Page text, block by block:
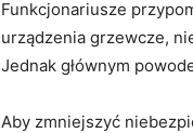
Funkcjonariusze
urządzenia grzewcze,
Jednak głównym
Aby zmniejszyć